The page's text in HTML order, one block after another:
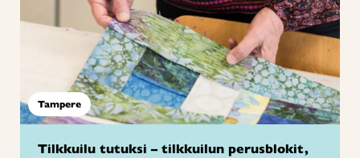
Tampere
Tilkkuilu tutuksi – tilkkuilun perusblokit,